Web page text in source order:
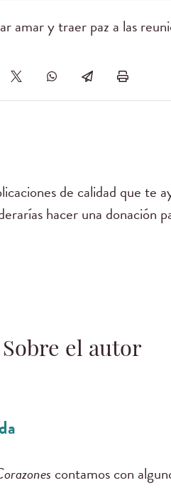
amar y traer paz a las
de calidad que te
hacer una donación
Sobre el autor
contamos con